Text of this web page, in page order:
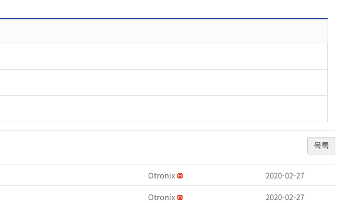
목록
Otronix
2020-02-27
Otronix
2020-02-27